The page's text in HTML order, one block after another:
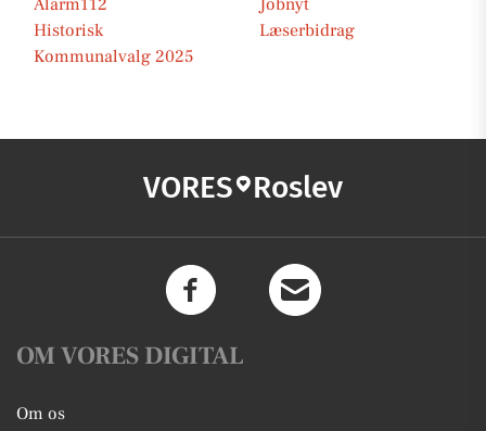
Alarm112
Jobnyt
Historisk
Læserbidrag
Kommunalvalg 2025
VORES Roslev
OM VORES DIGITAL
Om os